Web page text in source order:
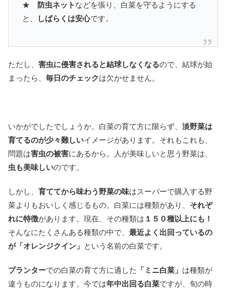
★ 防虫ネット などを張り、白菜を守るようにする
と、
しばらくは安心です。
ただし、 害虫に侵害されると結球しなくなるので、結球が始
まったら、 毎日のチェックは欠かせません。
いかがでしたでしょうか。白菜の育て方に限らず、 淡野菜は
育てるのが少々難しいイメージがあります。それもこれも、
問題は害虫の被害にあるから。人が美味しいと思う野菜は、
虫も美味しいのです。
しかし、 育ててから味わう野菜の味はスーパーで購入する野
菜よりもおいしく感じるもの。白菜には種類があり、 それぞ
れに特徴があります。現在、その種類は １５０種以上にも！
そんなにたくさんある種類の中で、 最近よく出回っているの
が「オレンジクイン」 という名前の白菜です。
プランターでの白菜の育て方に適した 「ミニ白菜」 は種類が
違うものになります。今では年中出回る白菜ですが、旬の時